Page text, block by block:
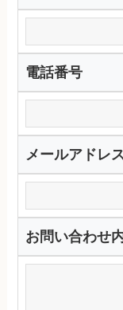
電話番号
メールアドレ
お問い合わせ